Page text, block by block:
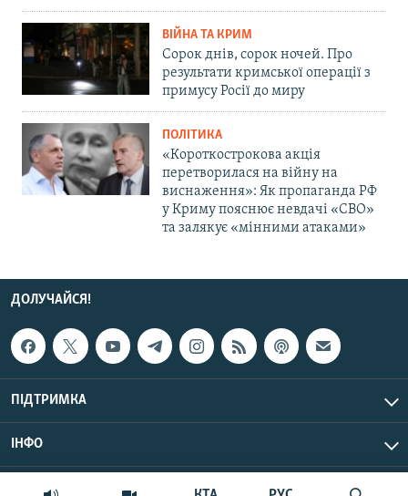
ВІЙНА ТА КРИМ
Сорок днів, сорок ночей. Про
результати кримської операції з
примусу Росії до миру
ПОЛІТИКА
«Короткострокова акція
перетворилася на війну на
виснаження»: Як пропаганда РФ
у Криму пояснює невдачі «СВО»
та залякує «мінними атаками»
ДОЛУЧАЙСЯ!
ПІДТРИМКА
ІНФО
© Крим.Реалії, 2026 | Усі права застережено.